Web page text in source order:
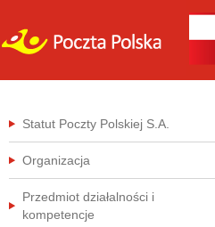
Statut Poczty Polskiej S.A.
Organizacja
Przedmiot działalności i
kompetencje